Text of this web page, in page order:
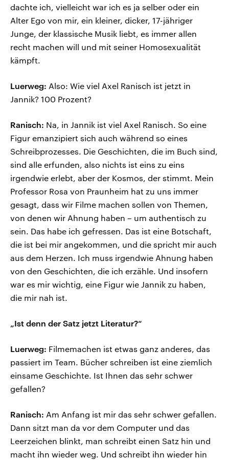
dachte ich, vielleicht war ich es ja selber oder ein
Alter Ego von mir, ein kleiner, dicker, 17-jähriger
Junge, der klassische Musik liebt, es immer allen
recht machen will und mit seiner Homosexualität
kämpft.
Luerweg: Also: Wie viel Axel Ranisch ist jetzt in
Jannik? 100 Prozent?
Ranisch: Na, in Jannik ist viel Axel Ranisch. So eine
Figur emanzipiert sich auch während so eines
Schreibprozesses. Die Geschichten, die im Buch sind,
sind alle erfunden, also nichts ist eins zu eins
irgendwie erlebt, aber der Kosmos, der stimmt. Mein
Professor Rosa von Praunheim hat zu uns immer
gesagt, dass wir Filme machen sollen von Themen,
von denen wir Ahnung haben – um authentisch zu
sein. Das habe ich gefressen. Das ist eine Botschaft,
die ist bei mir angekommen, und die spricht mir auch
aus dem Herzen. Ich muss irgendwie Ahnung haben
von den Geschichten, die ich erzähle. Und insofern
war es mir wichtig, eine Figur wie Jannik zu haben,
die mir nah ist.
„Ist denn der Satz jetzt Literatur?“
Luerweg: Filmemachen ist etwas ganz anderes, das
passiert im Team. Bücher schreiben ist eine ziemlich
einsame Geschichte. Ist Ihnen das sehr schwer
gefallen?
Ranisch: Am Anfang ist mir das sehr schwer gefallen.
Dann sitzt man da vor dem Computer und das
Leerzeichen blinkt, man schreibt einen Satz hin und
macht ihn wieder weg. Und schreibt ihn wieder hin